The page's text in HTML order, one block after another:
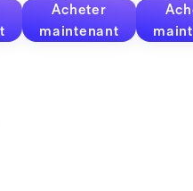
Acheter
maintenant